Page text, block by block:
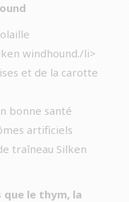
windhound./li>
et de la carotte
bonne santé
artificiels
traîneau Silken
que le thym, la